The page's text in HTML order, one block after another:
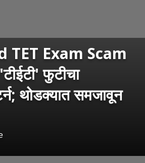
TET Exam Scam
फुटीचा
थोडक्यात समजावून